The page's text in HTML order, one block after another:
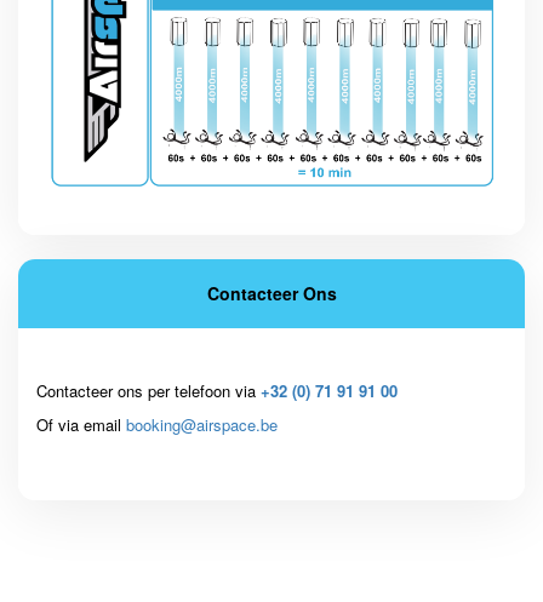
Contacteer Ons
Contacteer ons per telefoon via +32 (0) 71 91 91 00
Of via email booking@airspace.be